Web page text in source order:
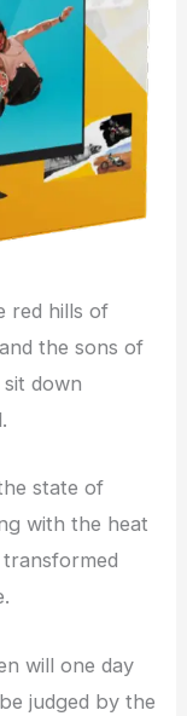
red hills of
the sons of
down
state of
with the heat
will one day
judged by the